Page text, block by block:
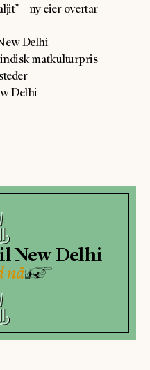
– ny eier overtar
Delhi
matkulturpris
Delhi
New Delhi
nå